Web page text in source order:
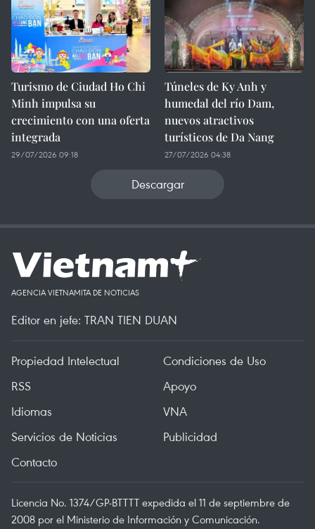
Turismo de Ciudad Ho Chi
Minh impulsa su
crecimiento con una oferta
integrada
29/07/2026 09:18
Túneles de Ky Anh y
humedal del río Dam,
nuevos atractivos
turísticos de Da Nang
27/07/2026 04:38
Descargar
AGENCIA VIETNAMITA DE NOTICIAS
Editor en jefe: TRAN TIEN DUAN
Propiedad Intelectual
Condiciones de Uso
RSS
Apoyo
Idiomas
VNA
Servicios de Noticias
Publicidad
Contacto
Licencia No. 1374/GP-BTTTT expedida el 11 de septiembre de
2008 por el Ministerio de Información y Comunicación.